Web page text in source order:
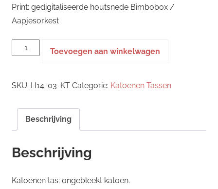
Print: gedigitaliseerde houtsnede Bimbobox /
Aapjesorkest
katoenen
tas
Bimbobox
Aapjesorkest
aantal
Toevoegen aan winkelwagen
SKU: H14-03-KT Categorie: Katoenen Tassen
Beschrijving
Beschrijving
Katoenen tas: ongebleekt katoen.